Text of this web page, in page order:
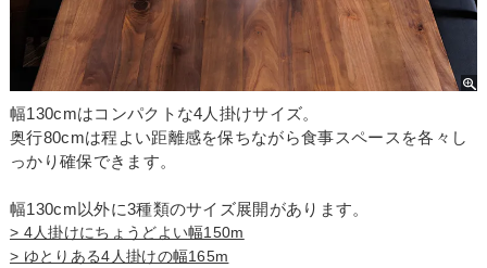
幅130cmはコンパクトな4人掛けサイズ。
奥行80cmは程よい距離感を保ちながら食事スペースを各々し
っかり確保できます。
幅130cm以外に3種類のサイズ展開があります。
> 4人掛けにちょうどよい幅150m
> ゆとりある4人掛けの幅165m